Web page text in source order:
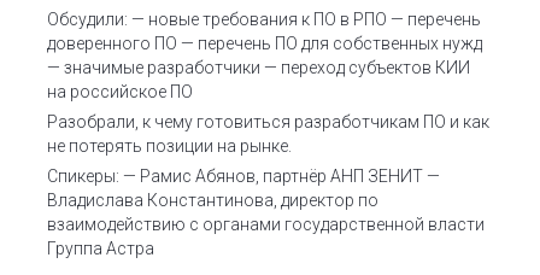
Обсудили: — новые требования к ПО в РПО — перечень
доверенного ПО — перечень ПО для собственных нужд
— значимые разработчики — переход субъектов КИИ
на российское ПО
Разобрали, к чему готовиться разработчикам ПО и как
не потерять позиции на рынке.
Спикеры: — Рамис Абянов, партнёр АНП ЗЕНИТ —
Владислава Константинова, директор по
взаимодействию с органами государственной власти
Группа Астра